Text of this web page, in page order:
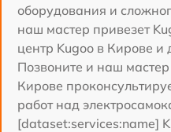
оборудования и
наш мастер привезет
центр Kugoo в Кирове и
Позвоните и наш
Кирове
работ над
[dataset:services:name]